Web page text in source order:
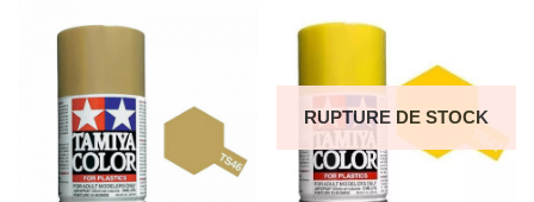
RUPTURE DE STOCK